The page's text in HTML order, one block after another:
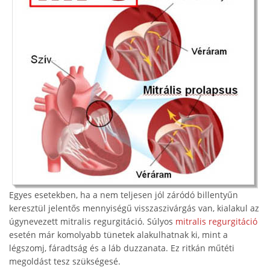
Egyes esetekben, ha a nem teljesen jól záródó billentyűn
keresztül jelentős mennyiségű visszaszivárgás van, kialakul az
úgynevezett mitralis regurgitáció. Súlyos mitralis regurgitáció
esetén már komolyabb tünetek alakulhatnak ki, mint a
légszomj, fáradtság és a láb duzzanata. Ez ritkán műtéti
megoldást tesz szükségesé.